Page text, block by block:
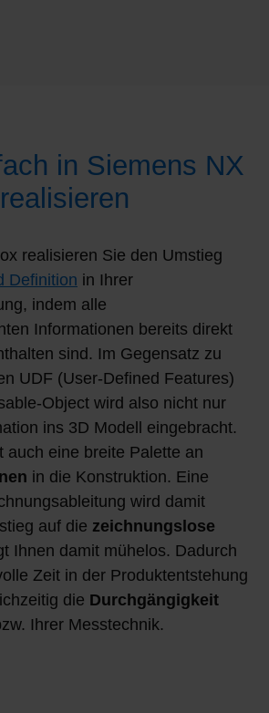
in Siemens NX
realisieren
realisieren Sie den Umstieg
Definition in Ihrer
indem alle
Informationen bereits direkt
sind. Im Gegensatz zu
UDF (User-Defined Features)
Object wird also nicht nur
ins 3D Modell eingebracht.
auch eine breite Palette an
in die Konstruktion. Eine
wird damit
auf die zeichnungslose
Ihnen damit mühelos. Dadurch
Zeit in der Produktentstehung
die Durchgängigkeit
Ihrer Messtechnik.